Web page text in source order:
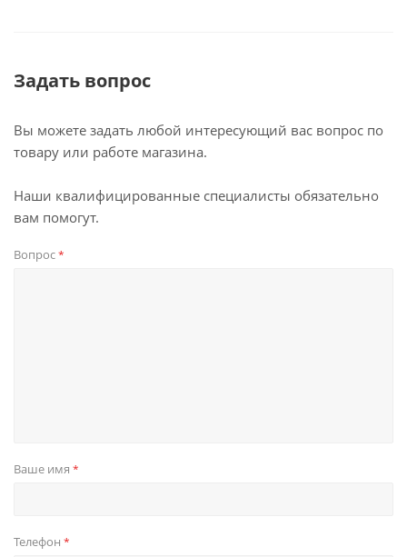
Задать вопрос
Вы можете задать любой интересующий вас вопрос по
товару или работе магазина.
Наши квалифицированные специалисты обязательно
вам помогут.
Вопрос*
Ваше имя *
Телефон *